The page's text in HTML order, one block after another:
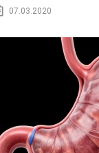
07.03.2020